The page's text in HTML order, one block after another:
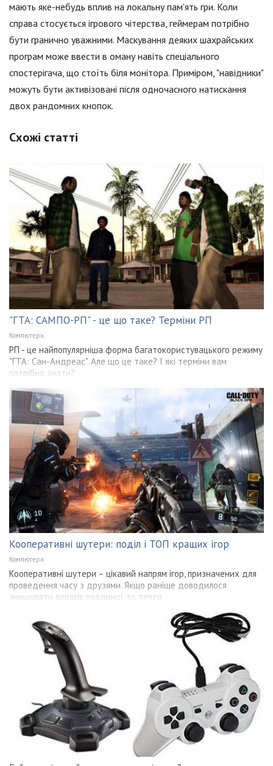
мають яке-небудь вплив на локальну пам'ять гри. Коли
справа стосується ігрового чітерства, геймерам потрібно
бути гранично уважними. Маскування деяких шахрайських
програм може ввести в оману навіть спеціального
спостерігача, що стоїть біля монітора. Приміром, "навідники"
можуть бути активізовані після одночасного натискання
двох рандомних кнопок.
Схожі статті
"ГТА: САМПО-РП" - це що таке? Терміни РП
Компютери
РП - це найпопулярніша форма багатокористувацького режиму
"ГТА: Сан-Андреас". Але що це таке? І які терміни вам
потрібно знати?
Кооперативні шутери: поділ і ТОП кращих ігор
Компютери
Кооперативні шутери – цікавий напрям ігор, призначених для
проведення часу з друзями. Якщо раніше доводилося
знищувати ворогів поодинці, то тепер